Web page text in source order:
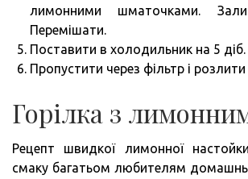
лимонними шматочками.
Перемішати.
Поставити в холодильник на 5 діб.
Пропустити через фільтр і
Горілка з
Рецепт швидкої лимонної
смаку багатьом любителям